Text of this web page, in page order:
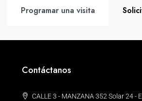
Programar una visita
Contáctanos
CALLE 3 - MANZANA 352 Solar 24 -